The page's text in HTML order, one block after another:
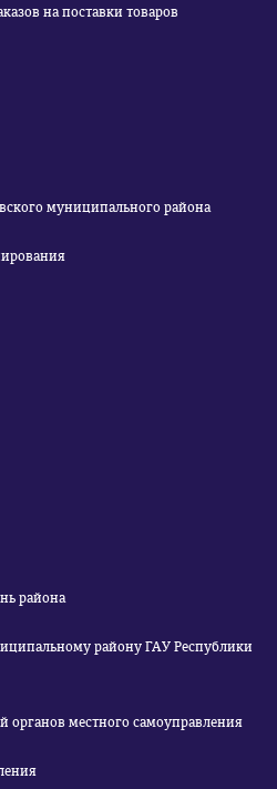
на поставки товаров
муниципального района
района
району ГАУ Республики
органов местного самоуправления